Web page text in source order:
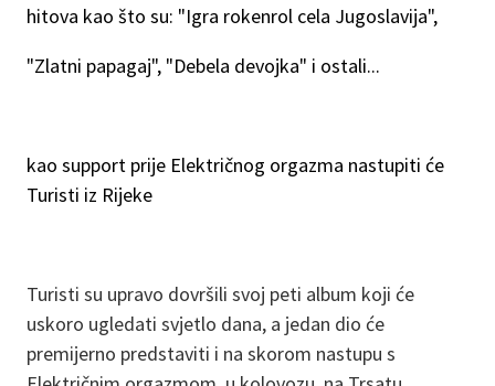
hitova kao što su: "Igra rokenrol cela Jugoslavija",
"Zlatni papagaj", "Debela devojka" i ostali...
kao support prije Električnog orgazma nastupiti će
Turisti iz Rijeke
Turisti su upravo dovršili svoj peti album koji će
uskoro ugledati svjetlo dana, a jedan dio će
premijerno predstaviti i na skorom nastupu s